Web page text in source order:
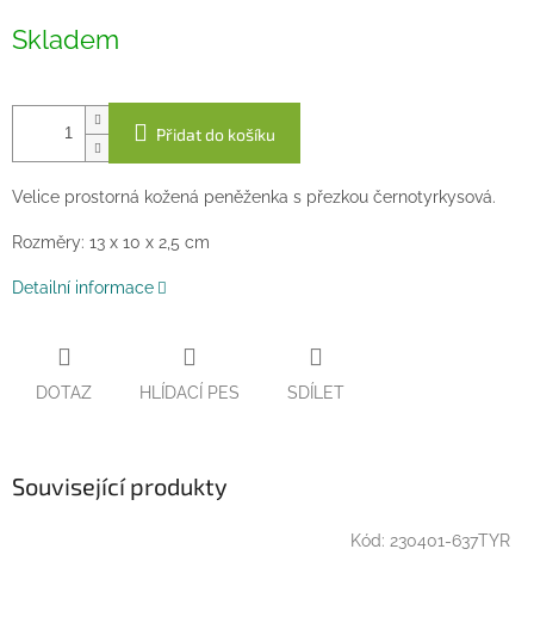
cena:
Skladem
Přidat do košíku
Velice prostorná kožená peněženka s přezkou černotyrkysová.
Rozměry: 13 x 10 x 2,5 cm
Detailní informace
DOTAZ HLÍDACÍ PES SDÍLET
Související produkty
Kód: 230401-637TYR